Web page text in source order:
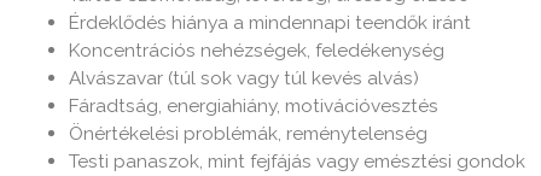
Érdeklődés hiánya a mindennapi teendők iránt
Koncentrációs nehézségek, feledékenység
Alvászavar (túl sok vagy túl kevés alvás)
Fáradtság, energiahiány, motivációvesztés
Önértékelési problémák, reménytelenség
Testi panaszok, mint fejfájás vagy emésztési gondok